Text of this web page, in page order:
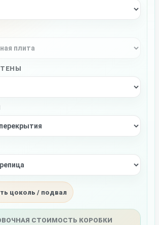
цоколь / подвал
СТОИМОСТЬ КОРОБКИ